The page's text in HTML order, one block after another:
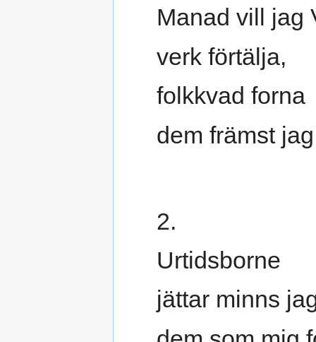
Manad vill jag
verk förtälja,
folkkvad forna
dem främst
2.
Urtidsborne
jättar minns